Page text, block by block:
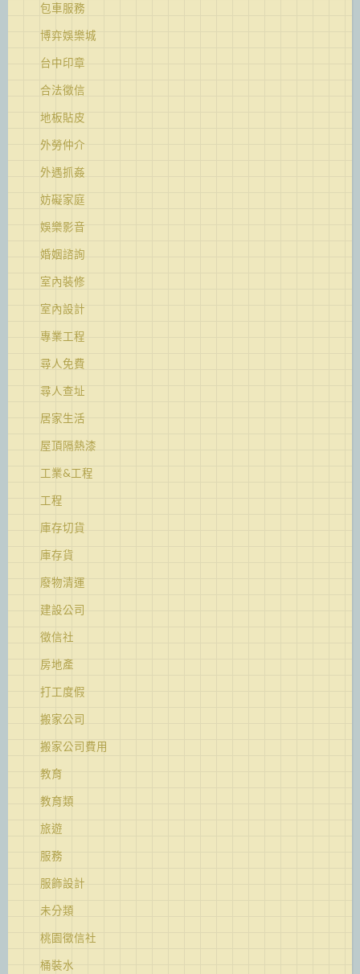
包車服務
博弈娛樂城
台中印章
合法徵信
地板貼皮
外勞仲介
外遇抓姦
妨礙家庭
娛樂影音
婚姻諮詢
室內裝修
室內設計
專業工程
尋人免費
尋人查址
居家生活
屋頂隔熱漆
工業&工程
工程
庫存切貨
庫存貨
廢物清運
建設公司
徵信社
房地產
打工度假
搬家公司
搬家公司費用
教育
教育類
旅遊
服務
服飾設計
未分類
桃園徵信社
桶裝水